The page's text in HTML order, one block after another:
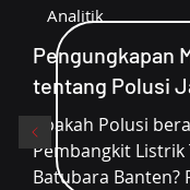
Analitik
Pengungkapan
tentang Polusi
Apakah Polusi
Pembangkit Listrik
Batubara Banten?